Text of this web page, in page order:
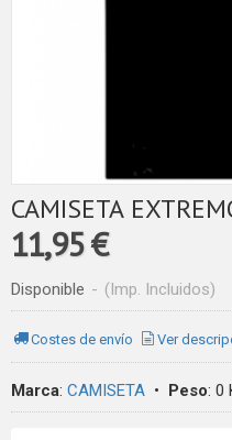
CAMISETA
11,95 €
Disponible - (Imp. Incluidos)
Costes de envío Ver
Marca: CAMISETA • Peso: 0